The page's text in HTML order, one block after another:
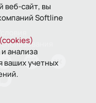
веб-сайт, вы
Softline
анализа
ваших учетных